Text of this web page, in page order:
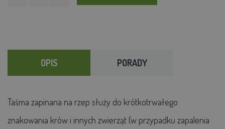
OPIS PORADY
Taśma zapinana na rzep służy do krótkotrwałego
znakowania krów i innych zwierząt (w przypadku zapalenia